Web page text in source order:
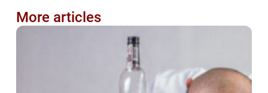
More articles